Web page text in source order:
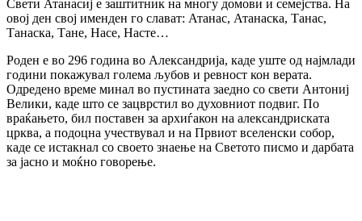
Свети Атанасиј е заштитник на многу домови и семејства. На
овој ден свој именден го слават: Атанас, Атанаска, Танас,
Танаска, Тане, Насе, Насте…
Роден е во 296 година во Александрија, каде уште од најмлади
години покажувал голема љубов и ревност кон верата.
Одредено време минал во пустината заедно со свети Антониј
Велики, каде што се зацврстил во духовниот подвиг. По
враќањето, бил поставен за архиѓакон на александриската
црква, а подоцна учествувал и на Првиот вселенски собор,
каде се истакнал со своето знаење на Светото писмо и дарбата
за јасно и моќно говорење.